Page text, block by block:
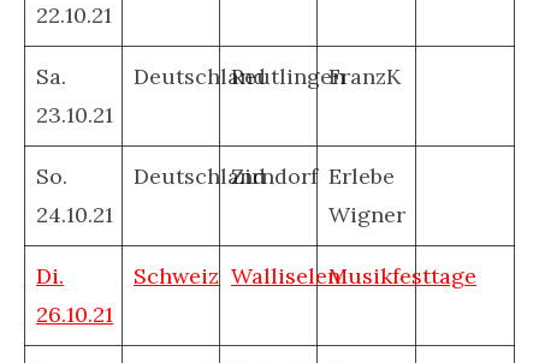
22.10.21
Sa.
23.10.21
DeutschlandReutlingenFranzK
So.
24.10.21
DeutschlandZirndorf Erlebe
Wigner
Di.
26.10.21
Schweiz WalliselenMusikfesttage